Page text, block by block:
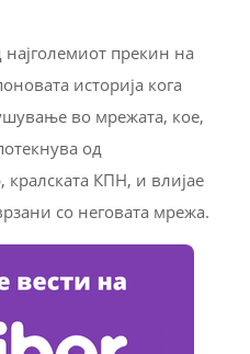
прекин на
историја кога
во мрежата, кое,
од
КПН, и влијае
со неговата мрежа.